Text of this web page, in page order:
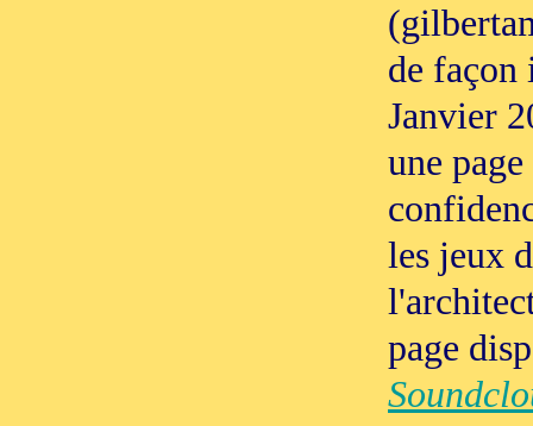
de façon
Janvier
une
les jeux
page